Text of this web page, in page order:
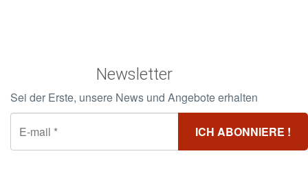
Newsletter
Sei der Erste, unsere News und Angebote erhalten